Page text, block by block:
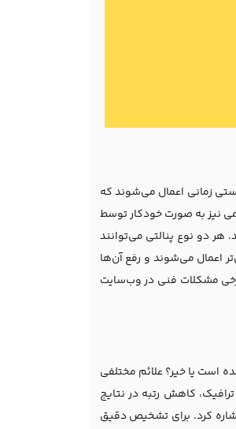
زمانی اعمال می‌شوند که
نیز به صورت خودکار توسط
دو نوع پنالتی می‌توانند
اعمال می‌شوند و رفع آن‌ها
مشکلات فنی در وب‌سایت
است یا خیر؟ علائم مختلفی
کاهش رتبه در نتایج
کرد. برای تشخیص دقیق